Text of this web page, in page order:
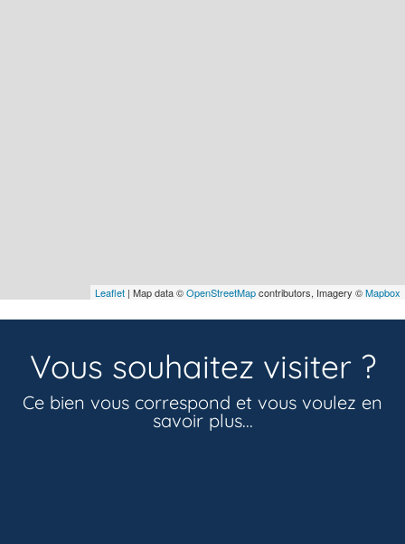
Leaflet | Map data ©OpenStreetMapcontributors, Imagery ©Mapbox
Vous souhaitez visiter ?
Ce bien vous correspond et vous voulez en
savoir plus...